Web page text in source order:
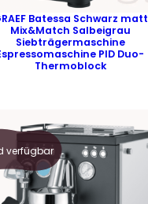
Batessa Schwarz matt
Mix&Match Salbeigrau
Siebträgermaschine
PID Duo-
Thermoblock
verfügbar